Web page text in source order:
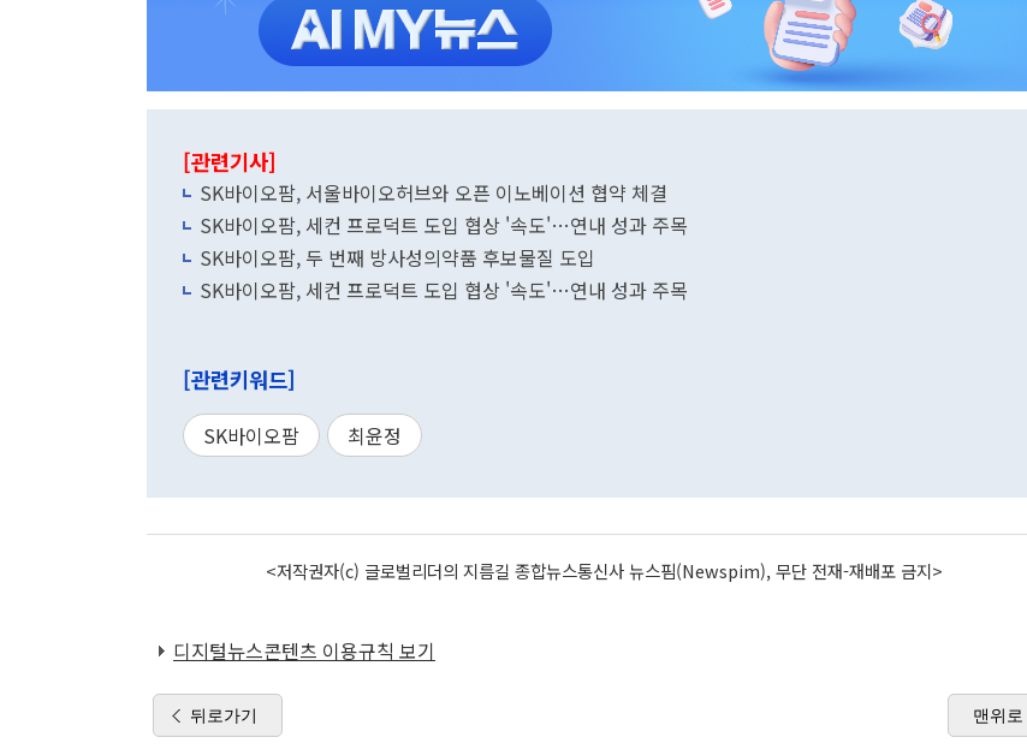
[관련기사]
SK바이오팜, 서울바이오허브와 오픈 이노베이션 협약 체결
SK바이오팜, 세컨 프로덕트 도입 협상 '속도'…연내 성과 주목
SK바이오팜, 두 번째 방사성의약품 후보물질 도입
SK바이오팜, 세컨 프로덕트 도입 협상 '속도'…연내 성과 주목
[관련키워드]
SK바이오팜 최윤정
<저작권자(c) 글로벌리더의 지름길 종합뉴스통신사 뉴스핌(Newspim), 무단 전재-재배포 금지>
디지털뉴스콘텐츠 이용규칙 보기
뒤로가기 맨위로